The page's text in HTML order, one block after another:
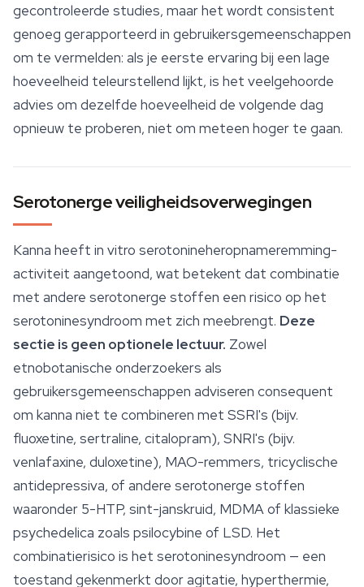
gecontroleerde studies, maar het wordt consistent
genoeg gerapporteerd in gebruikersgemeenschappen
om te vermelden: als je eerste ervaring bij een lage
hoeveelheid teleurstellend lijkt, is het veelgehoorde
advies om dezelfde hoeveelheid de volgende dag
opnieuw te proberen, niet om meteen hoger te gaan.
Serotonerge veiligheidsoverwegingen
Kanna heeft in vitro serotonineheropnameremming-
activiteit aangetoond, wat betekent dat combinatie
met andere serotonerge stoffen een risico op het
serotoninesyndroom met zich meebrengt. Deze
sectie is geen optionele lectuur. Zowel
etnobotanische onderzoekers als
gebruikersgemeenschappen adviseren consequent
om kanna niet te combineren met SSRI's (bijv.
fluoxetine, sertraline, citalopram), SNRI's (bijv.
venlafaxine, duloxetine), MAO-remmers, tricyclische
antidepressiva, of andere serotonerge stoffen
waaronder 5-HTP, sint-janskruid, MDMA of klassieke
psychedelica zoals psilocybine of LSD. Het
combinatierisico is het serotoninesyndroom — een
toestand gekenmerkt door agitatie, hyperthermie,